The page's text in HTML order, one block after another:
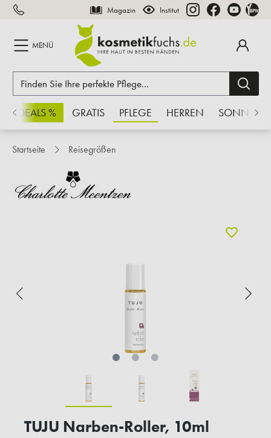
springen Magazin Institut
MENÜ
% GRATIS PFLEGE HERREN SONNE
Startseite Reisegrößen
TUJU Narben-Roller, 10ml